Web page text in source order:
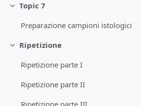
Minimizza
Topic 7
Preparazione campioni istologici
Minimizza
Ripetizione
Ripetizione parte I
Ripetizione parte II